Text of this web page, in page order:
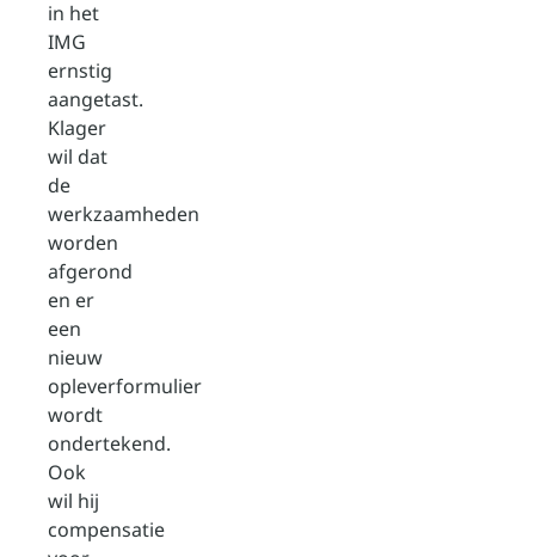
in het
IMG
ernstig
aangetast.
Klager
wil dat
de
werkzaamheden
worden
afgerond
en er
een
nieuw
opleverformulier
wordt
ondertekend.
Ook
wil hij
compensatie